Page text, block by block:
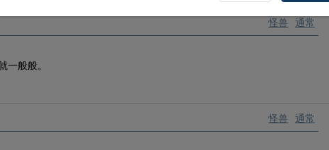
怪兽 通常
般般。
怪兽 通常